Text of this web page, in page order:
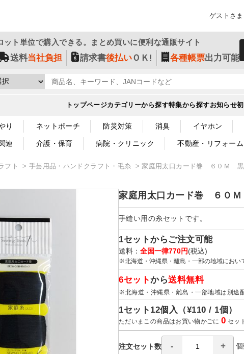
ゲストさ
ット単位で購入できる。まとめ買いに便利な通販サイト
送料当社負担 請求書後払いＯＫ! 各種帳票出力可能
トップページカテゴリーから探す特集から探すお知らせ
り ネットポーチ 防災対策 消臭 イヤホン
連 介護・保育 病院・クリニック 不動産・リフォーム
フト 手芸用品・ハンドクラフト・毛糸 家庭用太口カード巻 ６０Ｍ
家庭用太口カード巻 ６０
手縫い用の糸セットです。
1セットからご注文可能
送料： 全国一律770円(税込)
※北海道・沖縄県・離島・一部の地域におい
6セットから送料無料
※北海道・沖縄県・離島・一部地域は別途
1セット12個入（¥110 / 1個
ただいまこの商品はお買い物かごに0 セッ
注文セット数